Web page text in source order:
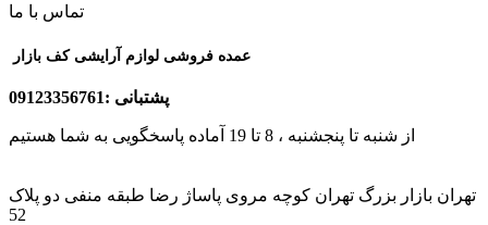
تماس با ما
پشتبانی :09123356761
از شنبه تا پنجشنبه ، 8 تا 19 آماده پاسخگویی به شما هستیم
تهران بازار بزرگ تهران کوچه مروی پاساژ رضا طبقه منفی دو پلاک
52